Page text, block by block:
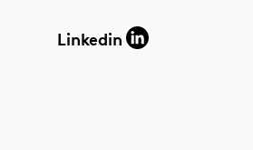
Linkedin